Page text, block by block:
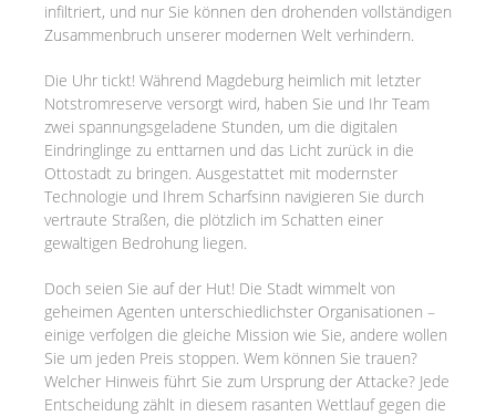
infiltriert, und nur Sie können den drohenden vollständigen
Zusammenbruch unserer modernen Welt verhindern.
Die Uhr tickt! Während Magdeburg heimlich mit letzter
Notstromreserve versorgt wird, haben Sie und Ihr Team
zwei spannungsgeladene Stunden, um die digitalen
Eindringlinge zu enttarnen und das Licht zurück in die
Ottostadt zu bringen. Ausgestattet mit modernster
Technologie und Ihrem Scharfsinn navigieren Sie durch
vertraute Straßen, die plötzlich im Schatten einer
gewaltigen Bedrohung liegen.
Doch seien Sie auf der Hut! Die Stadt wimmelt von
geheimen Agenten unterschiedlichster Organisationen –
einige verfolgen die gleiche Mission wie Sie, andere wollen
Sie um jeden Preis stoppen. Wem können Sie trauen?
Welcher Hinweis führt Sie zum Ursprung der Attacke? Jede
Entscheidung zählt in diesem rasanten Wettlauf gegen die